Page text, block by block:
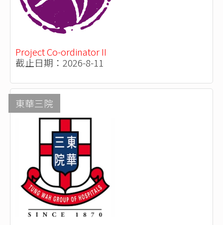
Project Co-ordinator II
截止日期：2026-8-11
東華三院